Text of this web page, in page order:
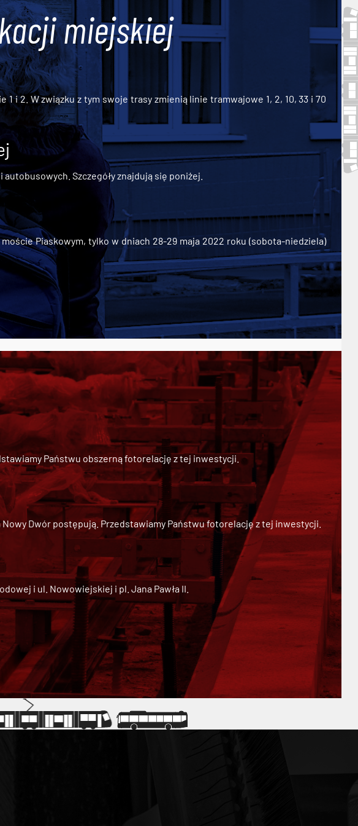
miejskiej
i 2. W związku z tym swoje trasy zmienią linie tramwajowe 1, 2, 10, 33 i 70
Szczegóły znajdują się poniżej.
Piaskowym, tylko w dniach 28-29 maja 2022 roku (sobota-niedziela)
Państwu obszerną fotorelację z tej inwestycji.
Dwór postępują. Przedstawiamy Państwu fotorelację z tej inwestycji.
i ul. Nowowiejskiej i pl. Jana Pawła II.